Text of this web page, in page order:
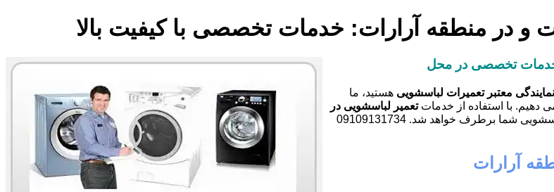
و در منطقه آرارات: خدمات تخصصی با کیفیت بالا
| خدمات تخصصی در محل
نمایندگی معتبر تعمیرات لباسشویی هستید، ما
می دهیم. با استفاده از خدماتتعمیر لباسشویی در
، دیگر نیازی به جابه جایی دستگاه نخواهید داشت و در کوتاه ترین زمان مشکل لباسشویی شما برطرف خواهد شد. 09109131734
آرارات